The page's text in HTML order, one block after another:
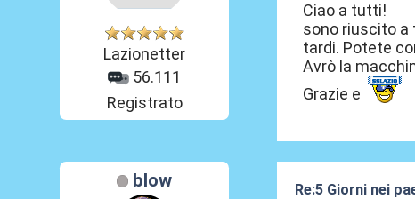
Lazionetter
56.111
Registrato
Ciao a tutti!
sono riuscito a
tardi. Potete
Avrò la
Grazie e
blow
Re:5 Giorni nei